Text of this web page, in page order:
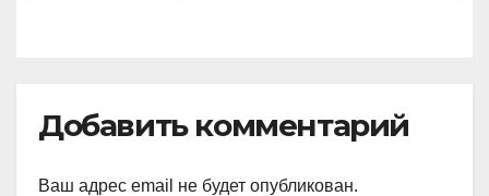
Добавить комментарий
Ваш адрес email не будет опубликован.